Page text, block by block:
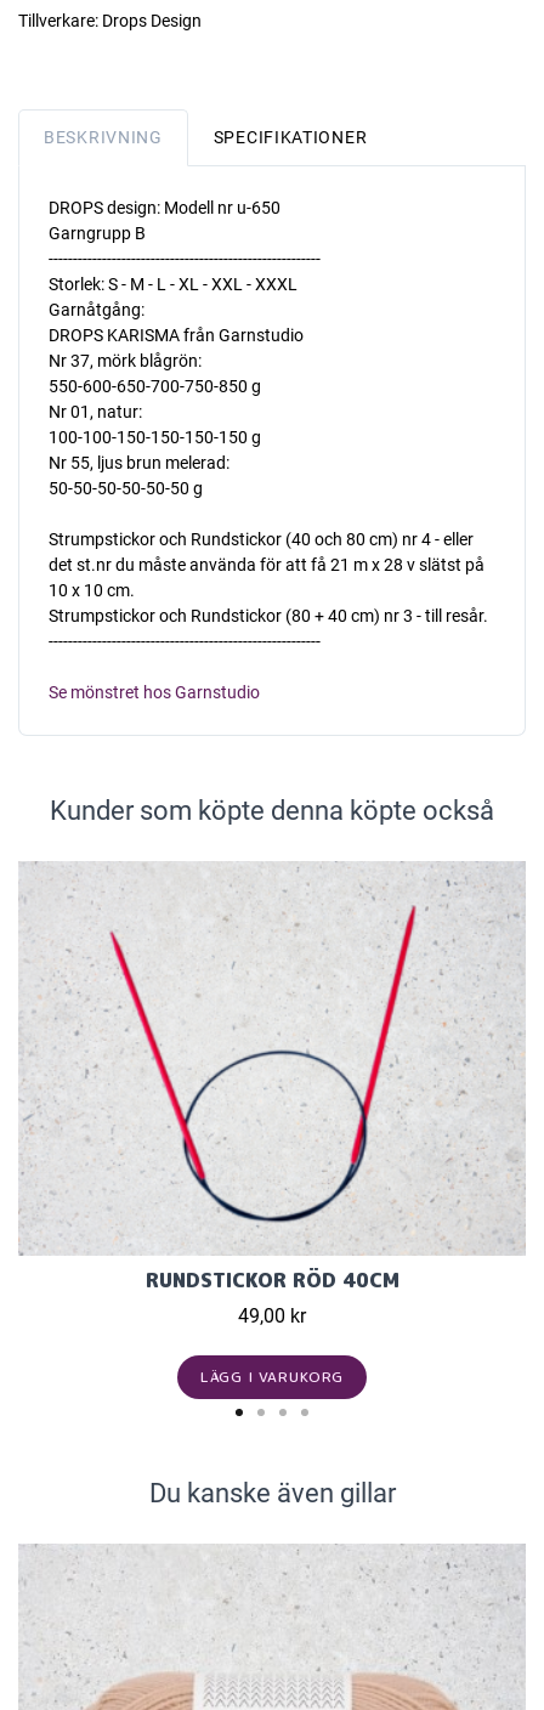
Tillverkare: Drops Design
BESKRIVNING SPECIFIKATIONER
DROPS design: Modell nr u-650
Garngrupp B
--------------------------------------------------------
Storlek: S - M - L - XL - XXL - XXXL
Garnåtgång:
DROPS KARISMA från Garnstudio
Nr 37, mörk blågrön:
550-600-650-700-750-850 g
Nr 01, natur:
100-100-150-150-150-150 g
Nr 55, ljus brun melerad:
50-50-50-50-50-50 g
Strumpstickor och Rundstickor (40 och 80 cm) nr 4 - eller
det st.nr du måste använda för att få 21 m x 28 v slätst på
10 x 10 cm.
Strumpstickor och Rundstickor (80 + 40 cm) nr 3 - till resår.
--------------------------------------------------------
Se mönstret hos Garnstudio
Kunder som köpte denna köpte också
RUNDSTICKOR RÖD 40CM
49,00 kr
LÄGG I VARUKORG
Du kanske även gillar